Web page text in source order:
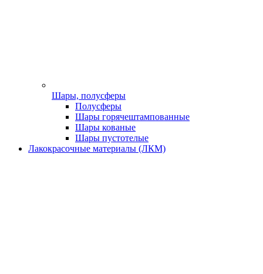
Шары, полусферы
Полусферы
Шары горячештампованные
Шары кованые
Шары пустотелые
Лакокрасочные материалы (ЛКМ)